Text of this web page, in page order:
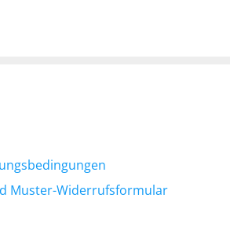
Muster-Widerrufsformular